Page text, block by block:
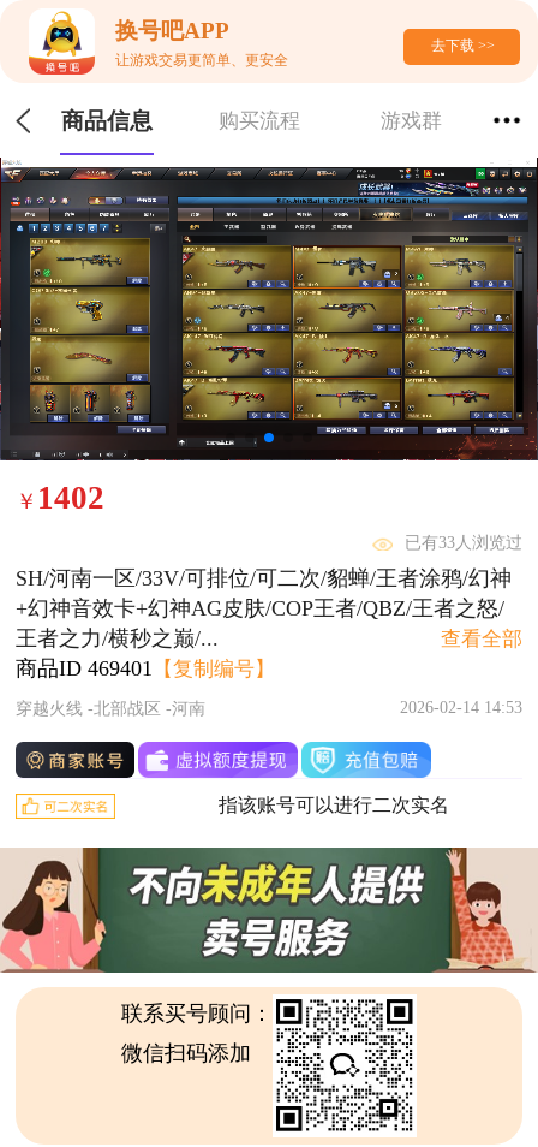
换号吧APP
让游戏交易更简单、更安全
去下载 >>
商品信息 购买流程 游戏群
￥ 1402
已有33人浏览过
SH/河南一区/33V/可排位/可二次/貂蝉/王者涂鸦/幻神
+幻神音效卡+幻神AG皮肤/COP王者/QBZ/王者之怒/
王者之力/横秒之巅/...
查看全部
商品ID 469401 【复制编号】
穿越火线 -北部战区 -河南 2026-02-14 14:53
指该账号可以进行二次实名
联系买号顾问：
微信扫码添加